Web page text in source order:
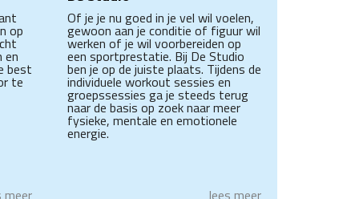
op
en
best
te
meer
Of je je nu goed in je vel wil voelen,
gewoon aan je conditie of figuur wil
werken of je wil voorbereiden op
een sportprestatie. Bij De Studio
ben je op de juiste plaats. Tijdens de
individuele workout sessies en
groepssessies ga je steeds terug
naar de basis op zoek naar meer
fysieke, mentale en emotionele
energie.
lees meer